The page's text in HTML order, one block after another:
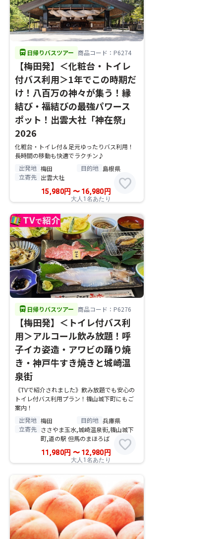
directions_bus 日帰りバスツアー 商品コード：P6274
【梅田発】＜化粧台・トイレ
付バス利用＞1年でこの時期だ
け！八百万の神々が集う！縁
結び・福結びの最強パワース
ポット！出雲大社「神在祭」
2026
化粧台・トイレ付＆足元ゆったりバス利用！
長時間の移動も快適でラクチン♪
出発地 梅田 目的地 島根県
立寄先 出雲大社
15,980円 〜16,980 円
大人1名あたり
favorite
directions_bus 日帰りバスツアー 商品コード：P6276
【梅田発】＜トイレ付バス利
用＞アルコール飲み放題！呼
子イカ姿造・アワビの踊り焼
き・神戸牛すき焼きと城崎温
泉街
《TVで紹介されました》飲み放題でも安心の
トイレ付バス利用プラン！篠山城下町にもご
案内！
出発地 梅田 目的地 兵庫県
立寄先 ささやま玉水,城崎温泉街,篠山城下
町,道の駅 但馬のまほろば
11,980円 〜12,980 円
大人1名あたり
favorite